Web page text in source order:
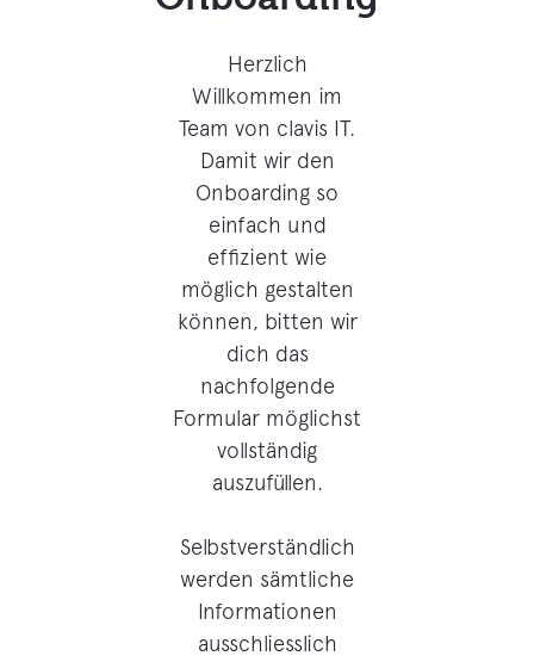
Herzlich
Willkommen im
Team von clavis IT.
Damit wir den
Onboarding so
einfach und
effizient wie
möglich gestalten
können, bitten wir
dich das
nachfolgende
Formular möglichst
vollständig
auszufüllen.
Selbstverständlich
werden sämtliche
Informationen
ausschliesslich